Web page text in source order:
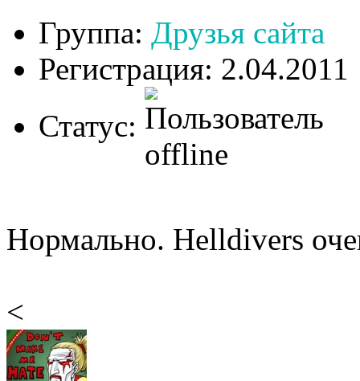
Группа: Друзья сайта
Регистрация: 2.04.2011
Статус:
Нормально. Helldivers
<